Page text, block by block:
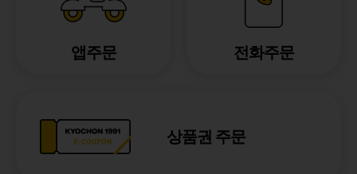
앱주문 전화주문
상품권 주문